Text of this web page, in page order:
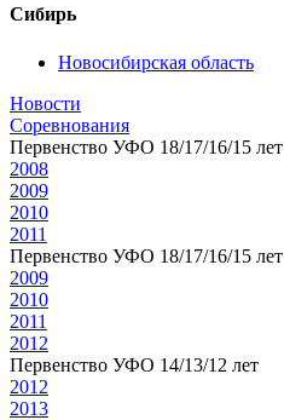
Сибирь
Новосибирская область
Новости
Соревнования
Первенство УФО 18/17/16/15 лет
2008
2009
2010
2011
Первенство УФО 18/17/16/15 лет
2009
2010
2011
2012
Первенство УФО 14/13/12 лет
2012
2013